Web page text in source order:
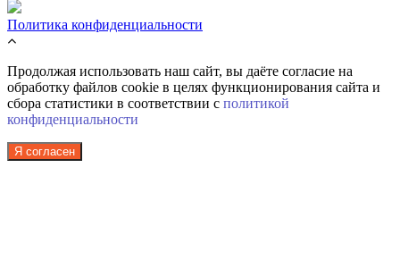
Политика конфиденциальности
Продолжая использовать наш сайт, вы даёте согласие на
обработку файлов cookie в целях функционирования сайта и
сбора статистики в соответствии с политикой
конфиденциальности
Я согласен